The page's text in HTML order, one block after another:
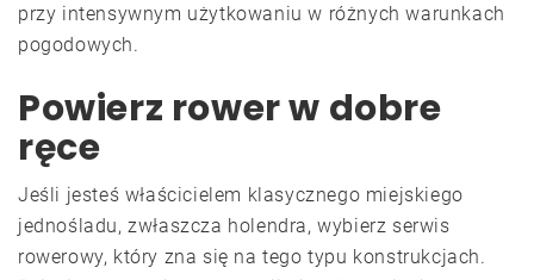
przy intensywnym użytkowaniu w różnych warunkach
pogodowych.
Powierz rower w dobre
ręce
Jeśli jesteś właścicielem klasycznego miejskiego
jednośladu, zwłaszcza holendra, wybierz serwis
rowerowy, który zna się na tego typu konstrukcjach.